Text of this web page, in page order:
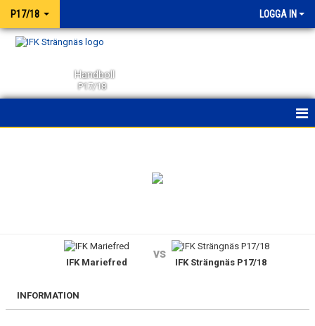
P17/18 LOGGA IN
Handboll
P17/18
BILDGALLERI
IFK Mariefred
vs
IFK Strängnäs P17/18
INFORMATION